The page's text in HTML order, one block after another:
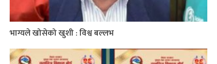
भाग्यले खोसेको खुशी : विश्व बल्लभ